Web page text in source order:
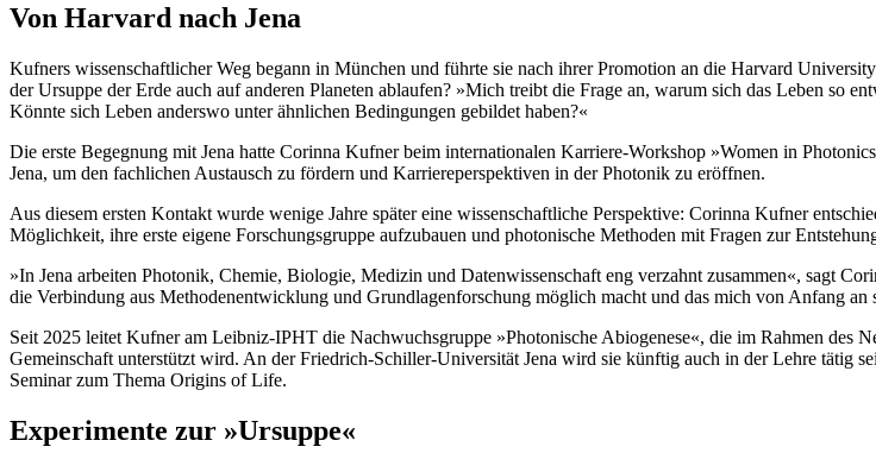
Von Harvard nach Jena
Kufners wissenschaftlicher Weg begann in München und führte sie nach ihrer Promotion an die Harvard
der Ursuppe der Erde auch auf anderen Planeten ablaufen? »Mich treibt die Frage an, warum sich das Leben
Könnte sich Leben anderswo unter ähnlichen Bedingungen gebildet haben?«
Die erste Begegnung mit Jena hatte Corinna Kufner beim internationalen Karriere-Workshop »Women in
Jena, um den fachlichen Austausch zu fördern und Karriereperspektiven in der Photonik zu eröffnen.
Aus diesem ersten Kontakt wurde wenige Jahre später eine wissenschaftliche Perspektive: Corinna Kufner
Möglichkeit, ihre erste eigene Forschungsgruppe aufzubauen und photonische Methoden mit Fragen zur
»In Jena arbeiten Photonik, Chemie, Biologie, Medizin und Datenwissenschaft eng verzahnt zusammen«, sagt
die Verbindung aus Methodenentwicklung und Grundlagenforschung möglich macht und das mich von Anfang an
Seit 2025 leitet Kufner am Leibniz-IPHT die Nachwuchsgruppe »Photonische Abiogenese«, die im Rahmen des
Gemeinschaft unterstützt wird. An der Friedrich-Schiller-Universität Jena wird sie künftig auch in der Lehre tätig
Seminar zum Thema Origins of Life.
Experimente zur »Ursuppe«